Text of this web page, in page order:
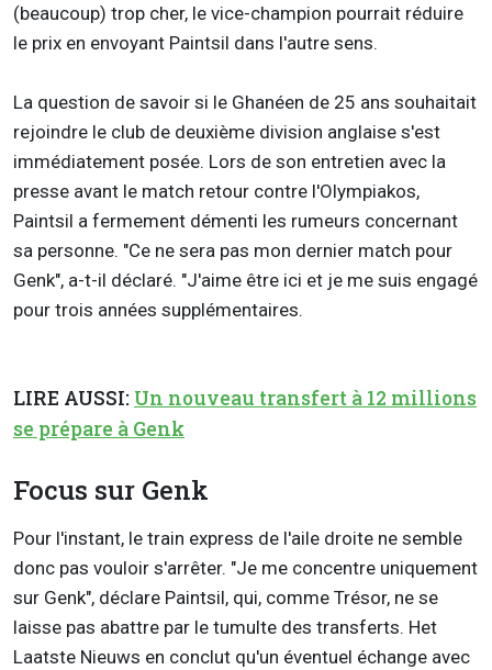
(beaucoup) trop cher, le vice-champion pourrait réduire
le prix en envoyant Paintsil dans l'autre sens.
La question de savoir si le Ghanéen de 25 ans souhaitait
rejoindre le club de deuxième division anglaise s'est
immédiatement posée. Lors de son entretien avec la
presse avant le match retour contre l'Olympiakos,
Paintsil a fermement démenti les rumeurs concernant
sa personne. "Ce ne sera pas mon dernier match pour
Genk", a-t-il déclaré. "J'aime être ici et je me suis engagé
pour trois années supplémentaires.
LIRE AUSSI: Un nouveau transfert à 12 millions
se prépare à Genk
Focus sur Genk
Pour l'instant, le train express de l'aile droite ne semble
donc pas vouloir s'arrêter. "Je me concentre uniquement
sur Genk", déclare Paintsil, qui, comme Trésor, ne se
laisse pas abattre par le tumulte des transferts. Het
Laatste Nieuws en conclut qu'un éventuel échange avec